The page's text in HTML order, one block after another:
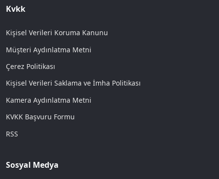
Kvkk
Kişisel Verileri Koruma Kanunu
Müşteri Aydınlatma Metni
Çerez Politikası
Kişisel Verileri Saklama ve İmha Politikası
Kamera Aydınlatma Metni
KVKK Başvuru Formu
RSS
Sosyal Medya